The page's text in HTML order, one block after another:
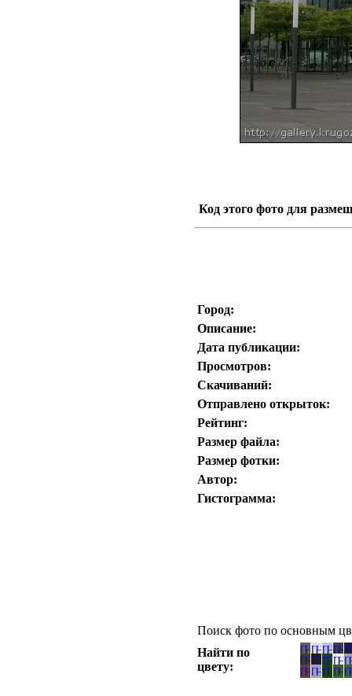
Код этого фото для
Город:
Описание:
Дата публикации:
Просмотров:
Скачиваний:
Отправлено открыток:
Рейтинг:
Размер файла:
Размер фотки:
Автор:
Гистограмма:
Поиск фото по основным
Найти по
цвету: